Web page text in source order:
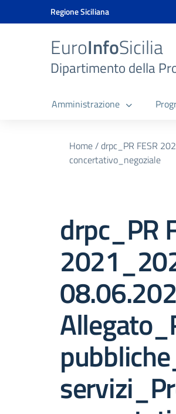
Vai ai contenuti
Vai al menu di navigazione
Vai al banner delle Cookie Policy
Regione Siciliana
EuroInfoSicilia
Dipartimento della
Amministrazione
Home/drpc_PR FESR
concertativo_negoziale
drpc_PR